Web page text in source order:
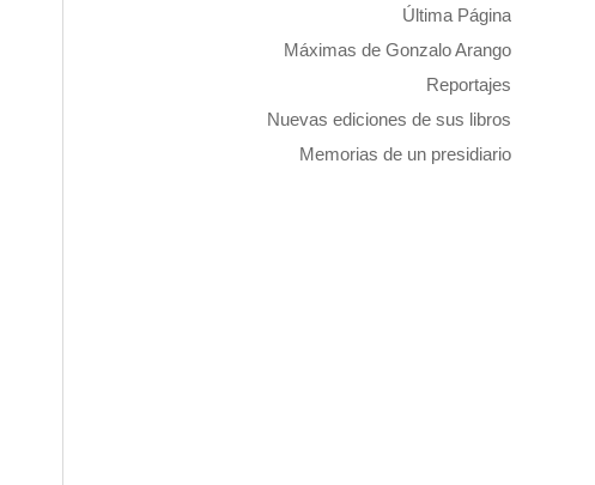
Última Página
Máximas de Gonzalo Arango
Reportajes
Nuevas ediciones de sus libros
Memorias de un presidiario